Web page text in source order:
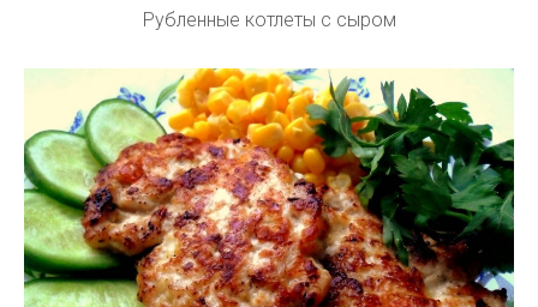
Рубленные котлеты с сыром